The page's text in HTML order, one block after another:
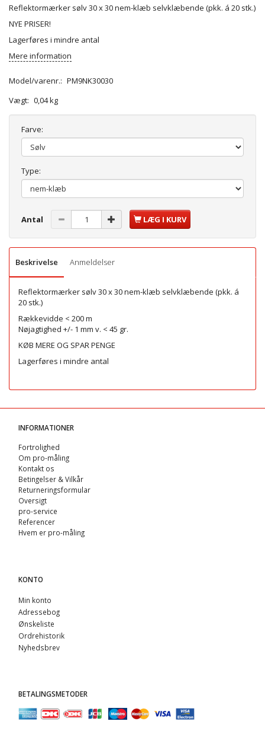
Reflektormærker sølv 30 x 30 nem-klæb selvklæbende (pkk. á 20 stk.)
NYE PRISER!
Lagerføres i mindre antal
Mere information
Model/varenr.: PM9NK30030
Vægt: 0,04 kg
Farve:
Type:
Antal LÆG I KURV
Beskrivelse Anmeldelser
Reflektormærker sølv 30 x 30 nem-klæb selvklæbende (pkk. á
20 stk.)
Rækkevidde < 200 m
Nøjagtighed +/- 1 mm v. < 45 gr.
KØB MERE OG SPAR PENGE
Lagerføres i mindre antal
INFORMATIONER
Fortrolighed
Om pro-måling
Kontakt os
Betingelser & Vilkår
Returneringsformular
Oversigt
pro-service
Referencer
Hvem er pro-måling
KONTO
Min konto
Adressebog
Ønskeliste
Ordrehistorik
Nyhedsbrev
BETALINGSMETODER